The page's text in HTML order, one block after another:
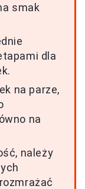
smak
dla
na parze,
na
należy